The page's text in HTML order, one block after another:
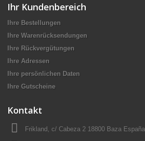
Ihr Kundenbereich
Ihre Bestellungen
Ihre Warenrücksendungen
Ihre Rückvergütungen
Ihre Adressen
Ihre persönlichen Daten
Ihre Gutscheine
Kontakt
Frikland, c/ Cabeza 2 18800 Baza España